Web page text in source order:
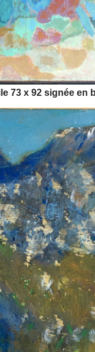
73 x 92 signée en